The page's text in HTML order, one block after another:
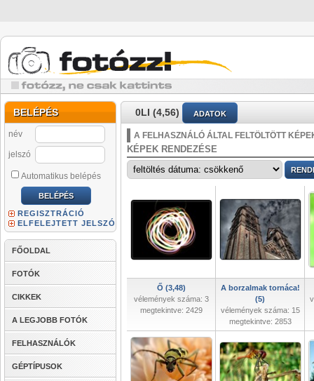
BELÉPÉS
név
jelszó
Automatikus belépés
REGISZTRÁCIÓ
ELFELEJTETT JELSZÓ
FŐOLDAL
FOTÓK
CIKKEK
A LEGJOBB FOTÓK
FELHASZNÁLÓK
GÉPTÍPUSOK
0LI (4,56) ADATOK
A FELHASZNÁLÓ ÁLTAL FELTÖLTÖTT
KÉPEK RENDEZÉSE
Ő (3,48)
vélemények száma: 3
megtekintve: 2429
A borzalmak tornáca!
(5)
vélemények száma: 15
megtekintve: 2853